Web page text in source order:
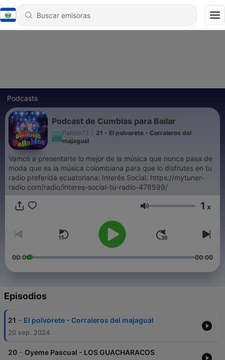
Podcasts
Podcast de Cumbias para Bailar
Patolin72
21 - El polvorete - Corraleros del
majagual
Vamos a presentarte lo mejor de la música que nunca pasa de
moda que es la música colombiana para que lo disfrutes en tu
radio preferida ecuatoriana: Interés Social. https://mytuner-
radio.com/radio/interes-social-tu-radio-478599/
Volumen 1 x
00:00 00:00
Episodios
21 - El polvorete - Corraleros del majagual
20 sep. 2024
20 - Oyeme Pascual - LOS GUACHARACOS